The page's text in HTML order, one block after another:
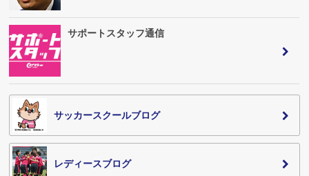
サポートスタッフ通信
サッカースクールブログ
レディースブログ